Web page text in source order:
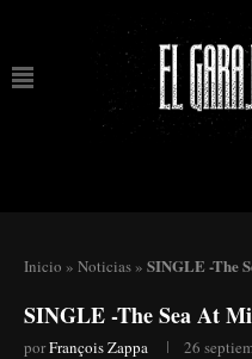
Inicio » Noticias » SINGLE -The
SINGLE -The Sea At
porFrançois Zappa 26